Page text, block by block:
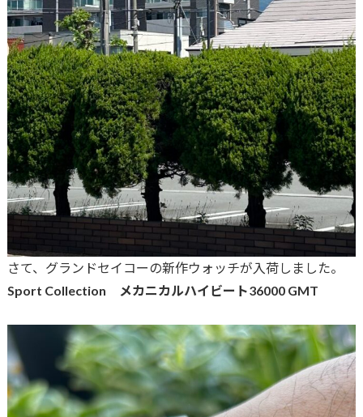
さて、グランドセイコーの新作ウォッチが入荷しました。
Sport Collection メカニカルハイビート36000 GMT